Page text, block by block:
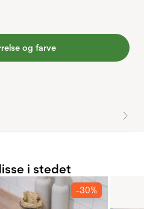
og farve
i stedet
-30%